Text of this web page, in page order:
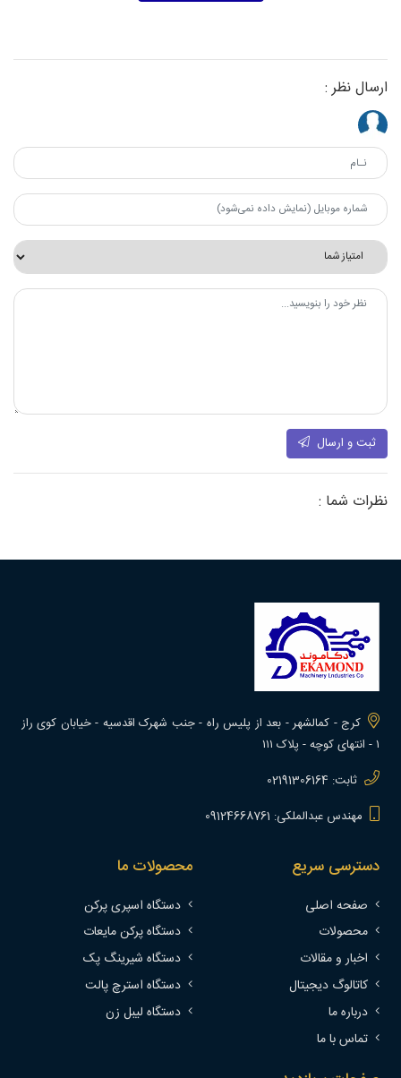
ارسال نظر :
ثبت و ارسال
نظرات شما :
کرج - کمالشهر - بعد از پلیس راه - جنب شهرک اقدسیه - خیابان کوی راز
۱ - انتهای کوچه - پلاک ۱۱۱
ثابت: 02191306164
مهندس عبدالملکی: 09124668761
دسترسی سریع
صفحه اصلی
محصولات
اخبار و مقالات
کاتالوگ دیجیتال
درباره ما
تماس با ما
محصولات ما
دستگاه اسپری پرکن
دستگاه پرکن مایعات
دستگاه شیرینگ پک
دستگاه استرچ پالت
دستگاه لیبل زن